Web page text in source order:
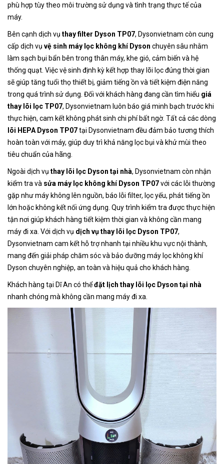
phù hợp tùy theo môi trường sử dụng và tình trạng thực tế của
máy.
Bên cạnh dịch vụ thay filter Dyson TP07, Dysonvietnam còn cung
cấp dịch vụ vệ sinh máy lọc không khí Dyson chuyên sâu nhằm
làm sạch bụi bẩn bên trong thân máy, khe gió, cảm biến và hệ
thống quạt. Việc vệ sinh định kỳ kết hợp thay lõi lọc đúng thời gian
sẽ giúp tăng tuổi thọ thiết bị, giảm tiếng ồn và tiết kiệm điện năng
trong quá trình sử dụng. Đối với khách hàng đang cần tìm hiểu giá
thay lõi lọc TP07, Dysonvietnam luôn báo giá minh bạch trước khi
thực hiện, cam kết không phát sinh chi phí bất ngờ. Tất cả các dòng
lõi HEPA Dyson TP07tại Dysonvietnam đều đảm bảo tương thích
hoàn toàn với máy, giúp duy trì khả năng lọc bụi và khử mùi theo
tiêu chuẩn của hãng.
Ngoài dịch vụ thay lõi lọc Dyson tại nhà, Dysonvietnam còn nhận
kiểm tra và sửa máy lọc không khí Dyson TP07với các lỗi thường
gặp như máy không lên nguồn, báo lỗi filter, lọc yếu, phát tiếng ồn
lớn hoặc không kết nối ứng dụng. Quy trình kiểm tra được thực hiện
tận nơi giúp khách hàng tiết kiệm thời gian và không cần mang
máy đi xa. Với dịch vụ dịch vụ thay lõi lọc Dyson TP07,
Dysonvietnam cam kết hỗ trợ nhanh tại nhiều khu vực nội thành,
mang đến giải pháp chăm sóc và bảo dưỡng máy lọc không khí
Dyson chuyên nghiệp, an toàn và hiệu quả cho khách hàng.
Khách hàng tại Dĩ An có thểđặt lịch thay lõi lọc Dyson tại nhà
nhanh chóng mà không cần mang máy đi xa.